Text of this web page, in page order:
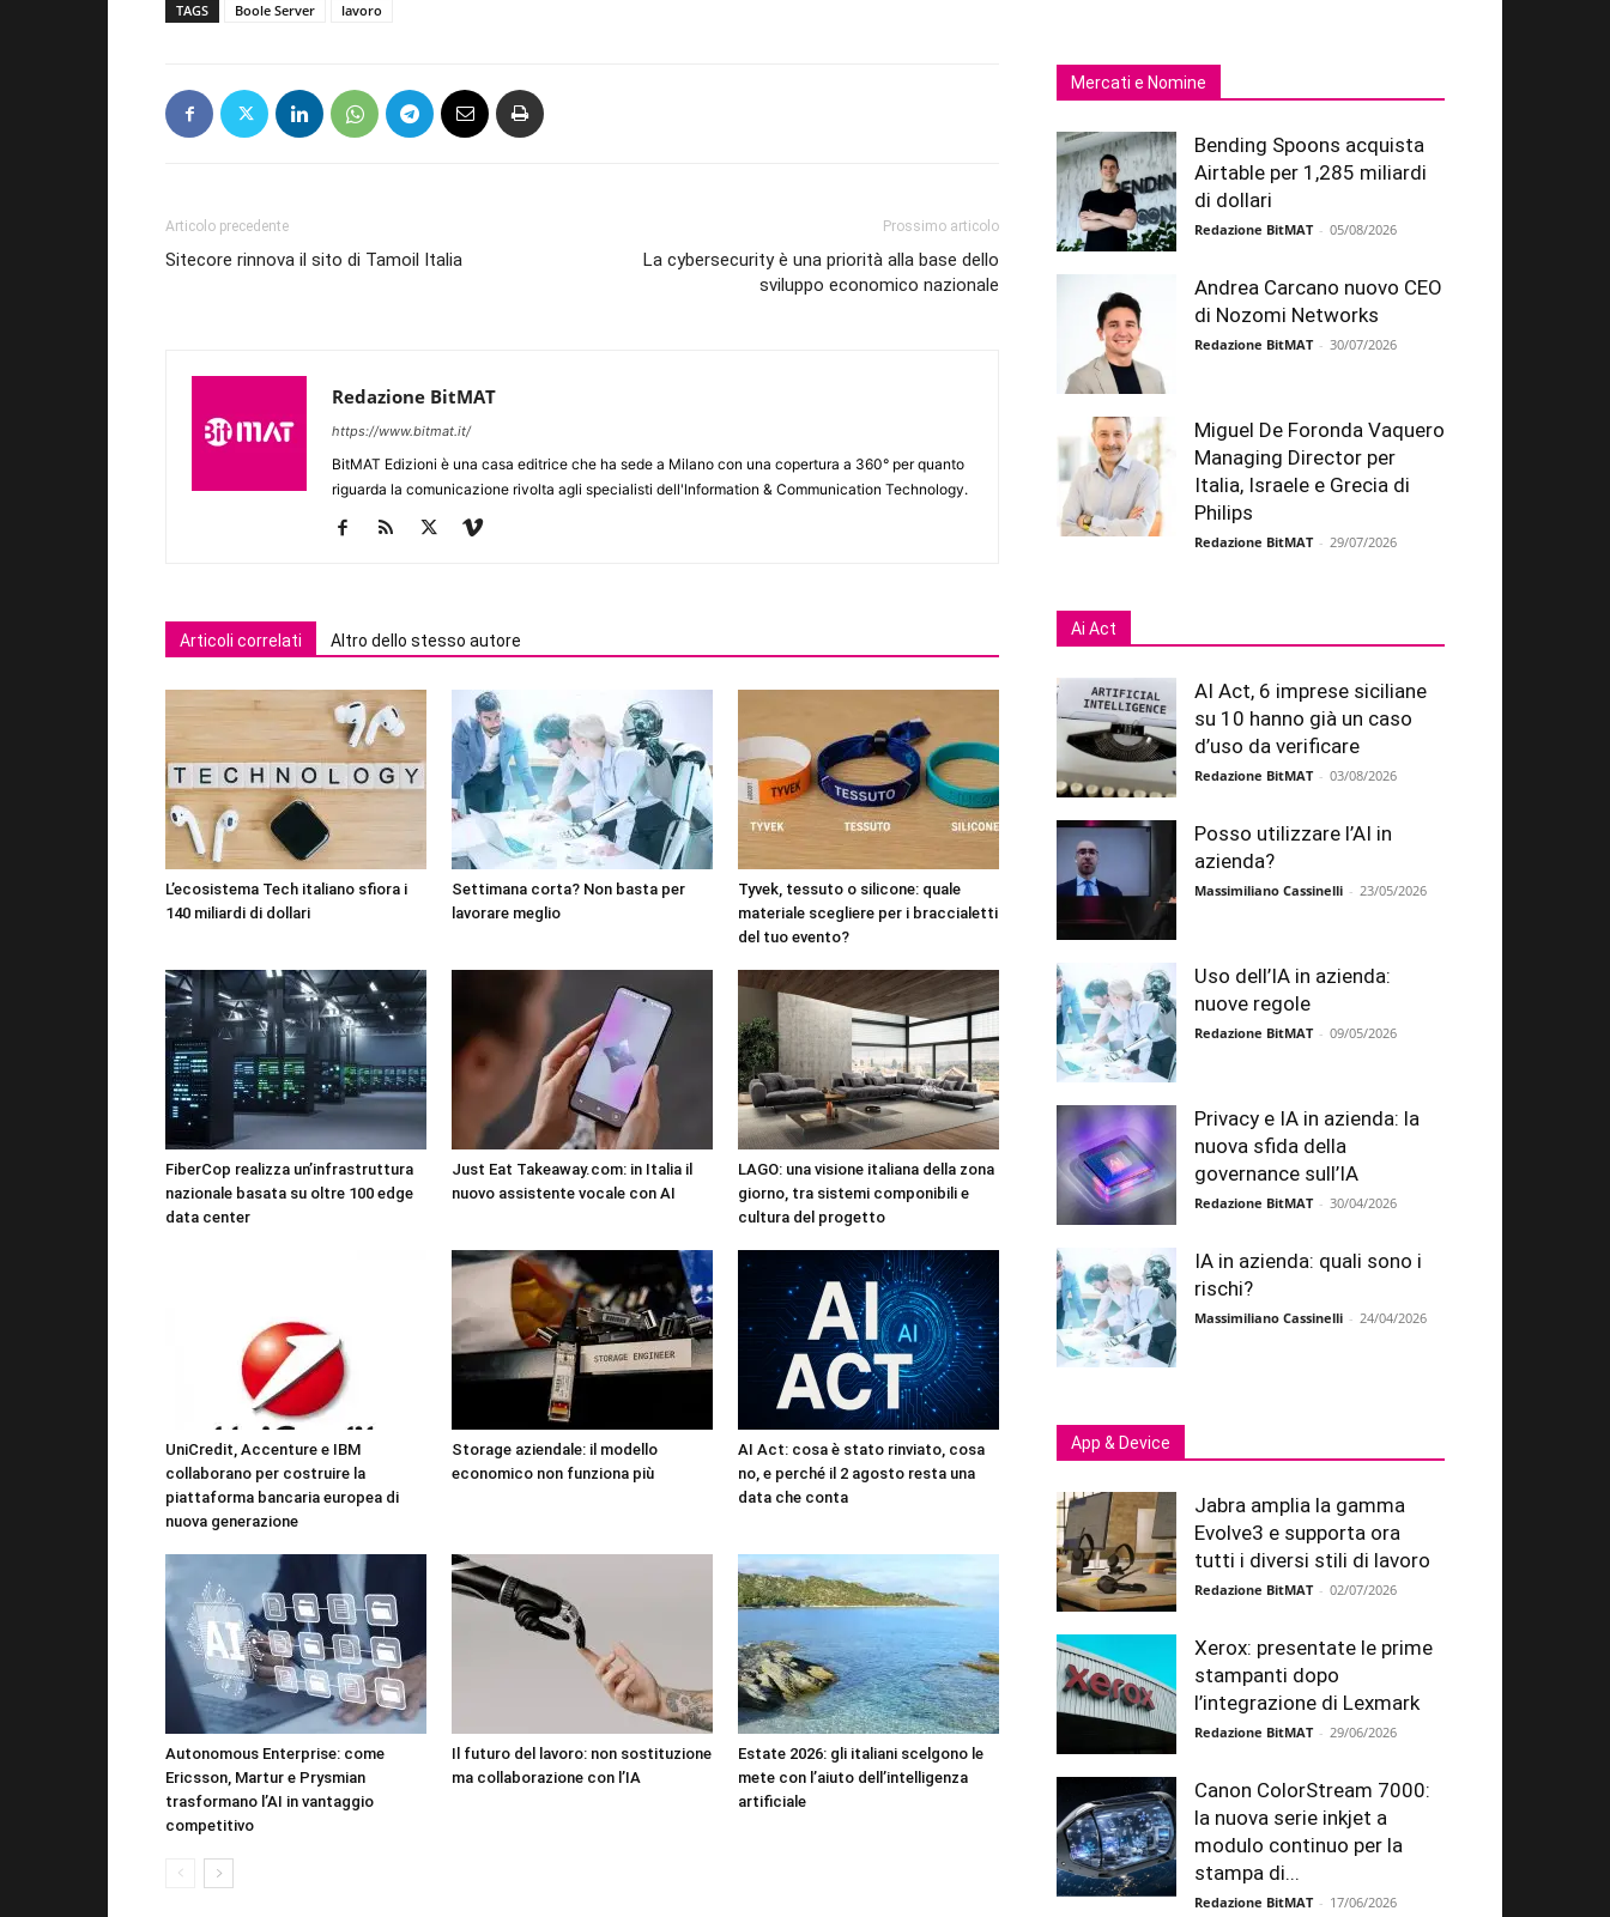
TAGS Boole Server lavoro
Articolo precedente
Sitecore rinnova il sito di Tamoil Italia
Prossimo articolo
La cybersecurity è una priorità alla base dello
sviluppo economico nazionale
Redazione BitMAT
https://www.bitmat.it/
BitMAT Edizioni è una casa editrice che ha sede a Milano con una copertura a 360° per quanto
riguarda la comunicazione rivolta agli specialisti dell'lnformation & Communication Technology.
Articoli correlati Altro dello stesso autore
L’ecosistema Tech italiano sfiora i
140 miliardi di dollari
Settimana corta? Non basta per
lavorare meglio
Tyvek, tessuto o silicone: quale
materiale scegliere per i braccialetti
del tuo evento?
FiberCop realizza un’infrastruttura
nazionale basata su oltre 100 edge
data center
Just Eat Takeaway.com: in Italia il
nuovo assistente vocale con AI
LAGO: una visione italiana della zona
giorno, tra sistemi componibili e
cultura del progetto
UniCredit, Accenture e IBM
collaborano per costruire la
piattaforma bancaria europea di
nuova generazione
Storage aziendale: il modello
economico non funziona più
AI Act: cosa è stato rinviato, cosa
no, e perché il 2 agosto resta una
data che conta
Autonomous Enterprise: come
Ericsson, Martur e Prysmian
trasformano l’AI in vantaggio
competitivo
Il futuro del lavoro: non sostituzione
ma collaborazione con l’IA
Estate 2026: gli italiani scelgono le
mete con l’aiuto dell’intelligenza
artificiale
Mercati e Nomine
Bending Spoons acquista
Airtable per 1,285 miliardi
di dollari
Redazione BitMAT - 05/08/2026
Andrea Carcano nuovo CEO
di Nozomi Networks
Redazione BitMAT - 30/07/2026
Miguel De Foronda Vaquero
Managing Director per
Italia, Israele e Grecia di
Philips
Redazione BitMAT - 29/07/2026
Ai Act
AI Act, 6 imprese siciliane
su 10 hanno già un caso
d’uso da verificare
Redazione BitMAT - 03/08/2026
Posso utilizzare l’AI in
azienda?
Massimiliano Cassinelli - 23/05/2026
Uso dell’IA in azienda:
nuove regole
Redazione BitMAT - 09/05/2026
Privacy e IA in azienda: la
nuova sfida della
governance sull’IA
Redazione BitMAT - 30/04/2026
IA in azienda: quali sono i
rischi?
Massimiliano Cassinelli - 24/04/2026
App & Device
Jabra amplia la gamma
Evolve3 e supporta ora
tutti i diversi stili di lavoro
Redazione BitMAT - 02/07/2026
Xerox: presentate le prime
stampanti dopo
l’integrazione di Lexmark
Redazione BitMAT - 29/06/2026
Canon ColorStream 7000:
la nuova serie inkjet a
modulo continuo per la
stampa di...
Redazione BitMAT - 17/06/2026